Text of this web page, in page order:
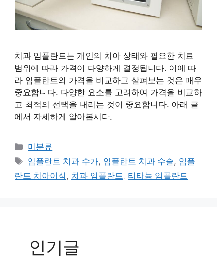
치과 임플란트는 개인의 치아 상태와 필요한 치료
범위에 따라 가격이 다양하게 결정됩니다. 이에 따
라 임플란트의 가격을 비교하고 살펴보는 것은 매우
중요합니다. 다양한 요소를 고려하여 가격을 비교하
고 최적의 선택을 내리는 것이 중요합니다. 아래 글
에서 자세하게 알아봅시다.
Categories
미분류
Tags
임플란트 치과 수가, 임플란트 치과 수술, 임플
란트 치아이식, 치과 임플란트, 티타늄 임플란트
인기글